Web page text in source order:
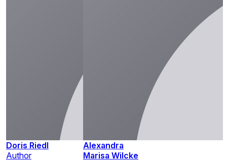
Doris Riedl
Author
Alexandra
Marisa Wilcke